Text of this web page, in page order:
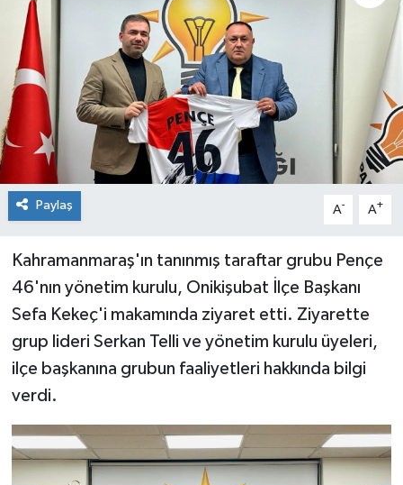
Paylaş A- A+
Kahramanmaraş'ın tanınmış taraftar grubu Pençe
46'nın yönetim kurulu, Onikişubat İlçe Başkanı
Sefa Kekeç'i makamında ziyaret etti. Ziyarette
grup lideri Serkan Telli ve yönetim kurulu üyeleri,
ilçe başkanına grubun faaliyetleri hakkında bilgi
verdi.